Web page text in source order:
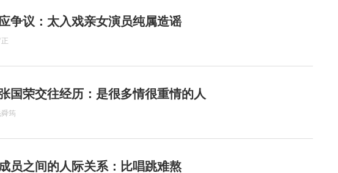
争议：太入戏亲女演员纯属造谣
国荣交往经历：是很多情很重情的人
筠
员之间的人际关系：比唱跳难熬